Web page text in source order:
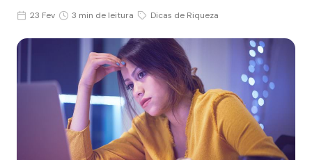
23 Fev 3 min de leitura Dicas de Riqueza